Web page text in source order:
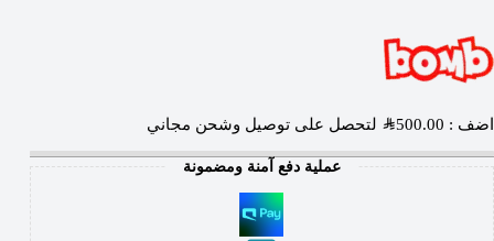
اضف : SAR500.00 لتحصل على توصيل وشحن مجاني
عملية دفع آمنة ومضمونة